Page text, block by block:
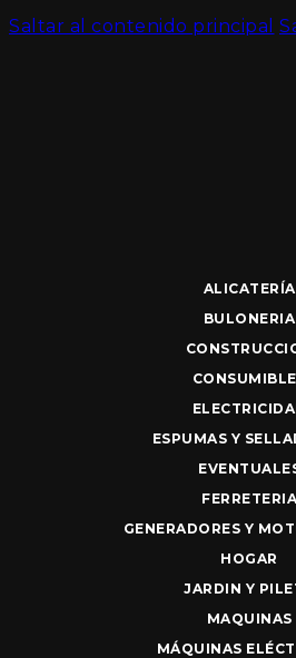
Saltar al contenido principal
ALICATERÍA
BULONERIA
ESPUMAS Y
FERRETERIA
GENERADORES Y
HOGAR
JARDIN Y
MAQUINAS
MÁQUINAS